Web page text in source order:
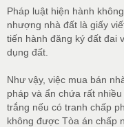
Pháp luật hiện hành
nhượng nhà đất là giấy
tiến hành đăng ký đất đai
dụng đất.
Như vậy, việc mua bán
pháp và ẩn chứa rất
trắng nếu có tranh chấp
không được Tòa án chấp